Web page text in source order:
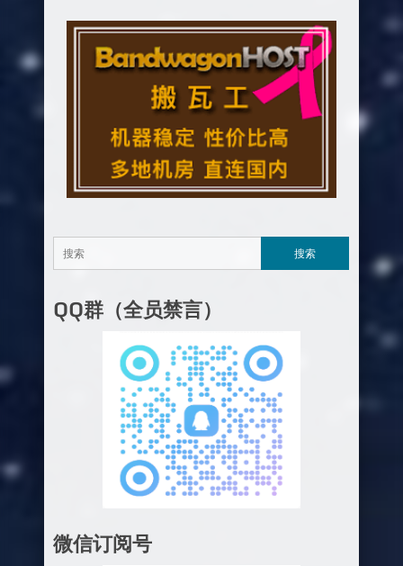
QQ群（全员禁言）
微信订阅号